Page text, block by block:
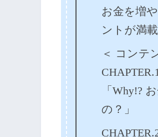
お金を増
ントが満載
＜ コンテ
「Why!?
の？」